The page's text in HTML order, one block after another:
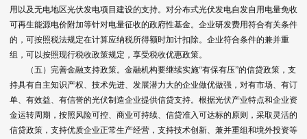
用以及无电地区光伏发电项目建设的支持。对分布式光伏发电自发自用电量免收
可再生能源电价附加等针对电量征收的政府性基金。企业研发费用符合有关条件
的，可按照税法规定在计算应纳税所得额时加计扣除。企业符合条件的兼并重
组，可以按照现行税收政策规定，享受税收优惠政策。
（五）完善金融支持政策。金融机构要继续实施“有保有压”的信贷政策，支
持具有自主知识产权、技术先进、发展潜力大的企业做优做强，对有市场、有订
单、有效益、有信誉的光伏制造企业提供信贷支持。根据光伏产业特点和企业资
金运转周期，按照风险可控、商业可持续、信贷准入可达标的原则，采取灵活的
信贷政策，支持优质企业正常生产经营，支持技术创新、兼并重组和境外投资等